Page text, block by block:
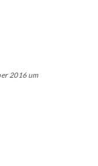
2016 um